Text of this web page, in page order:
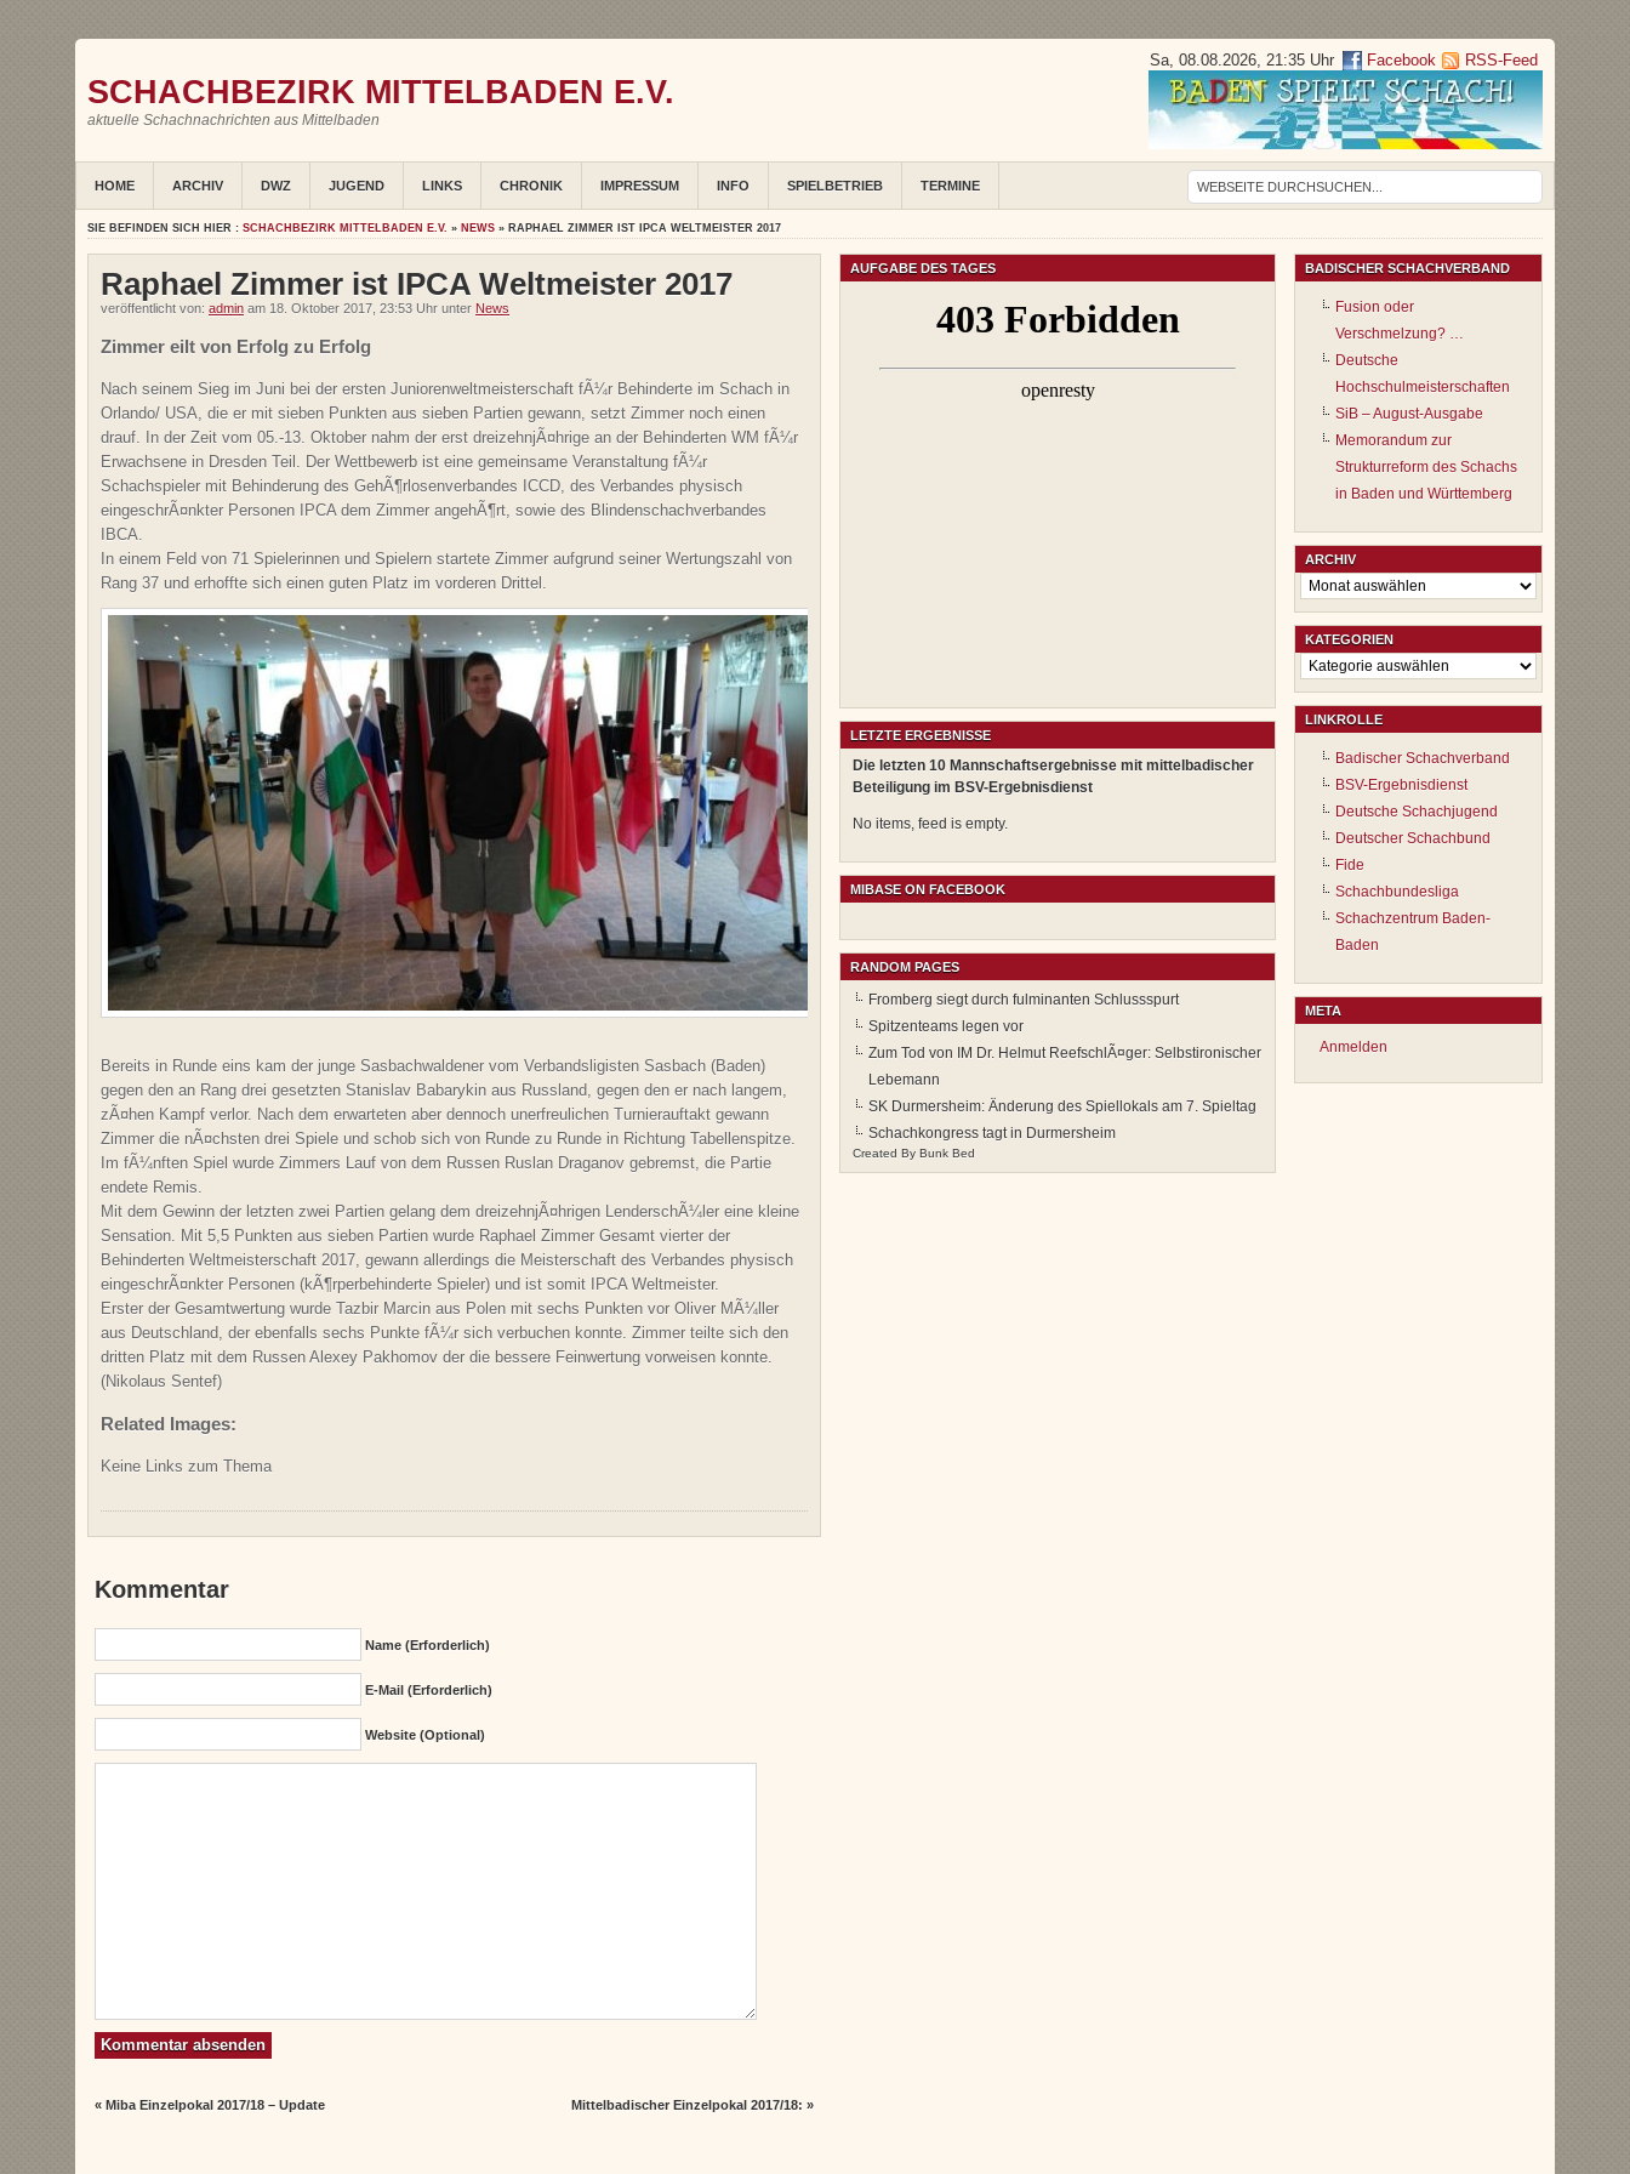
SCHACHBEZIRK MITTELBADEN E.V.
aktuelle Schachnachrichten aus Mittelbaden
Sa, 08.08.2026, 21:35 Uhr Facebook RSS-Feed
HOME ARCHIV DWZ JUGEND LINKS CHRONIK IMPRESSUM INFO SPIELBETRIEB TERMINE
SIE BEFINDEN SICH HIER : SCHACHBEZIRK MITTELBADEN E.V. » NEWS » RAPHAEL ZIMMER IST IPCA WELTMEISTER 2017
Raphael Zimmer ist IPCA Weltmeister 2017
veröffentlicht von: admin am 18. Oktober 2017, 23:53 Uhr unter News
Zimmer eilt von Erfolg zu Erfolg
Nach seinem Sieg im Juni bei der ersten Juniorenweltmeisterschaft fÃ¼r Behinderte im Schach in
Orlando/ USA, die er mit sieben Punkten aus sieben Partien gewann, setzt Zimmer noch einen
drauf. In der Zeit vom 05.-13. Oktober nahm der erst dreizehnjÃ¤hrige an der Behinderten WM fÃ¼r
Erwachsene in Dresden Teil. Der Wettbewerb ist eine gemeinsame Veranstaltung fÃ¼r
Schachspieler mit Behinderung des GehÃ¶rlosenverbandes ICCD, des Verbandes physisch
eingeschrÃ¤nkter Personen IPCA dem Zimmer angehÃ¶rt, sowie des Blindenschachverbandes
IBCA.
In einem Feld von 71 Spielerinnen und Spielern startete Zimmer aufgrund seiner Wertungszahl von
Rang 37 und erhoffte sich einen guten Platz im vorderen Drittel.
Bereits in Runde eins kam der junge Sasbachwaldener vom Verbandsligisten Sasbach (Baden)
gegen den an Rang drei gesetzten Stanislav Babarykin aus Russland, gegen den er nach langem,
zÃ¤hen Kampf verlor. Nach dem erwarteten aber dennoch unerfreulichen Turnierauftakt gewann
Zimmer die nÃ¤chsten drei Spiele und schob sich von Runde zu Runde in Richtung Tabellenspitze.
Im fÃ¼nften Spiel wurde Zimmers Lauf von dem Russen Ruslan Draganov gebremst, die Partie
endete Remis.
Mit dem Gewinn der letzten zwei Partien gelang dem dreizehnjÃ¤hrigen LenderschÃ¼ler eine kleine
Sensation. Mit 5,5 Punkten aus sieben Partien wurde Raphael Zimmer Gesamt vierter der
Behinderten Weltmeisterschaft 2017, gewann allerdings die Meisterschaft des Verbandes physisch
eingeschrÃ¤nkter Personen (kÃ¶rperbehinderte Spieler) und ist somit IPCA Weltmeister.
Erster der Gesamtwertung wurde Tazbir Marcin aus Polen mit sechs Punkten vor Oliver MÃ¼ller
aus Deutschland, der ebenfalls sechs Punkte fÃ¼r sich verbuchen konnte. Zimmer teilte sich den
dritten Platz mit dem Russen Alexey Pakhomov der die bessere Feinwertung vorweisen konnte.
(Nikolaus Sentef)
Related Images:
Keine Links zum Thema
Kommentar
Name (erforderlich)
E-Mail (erforderlich)
Website (Optional)
« Miba Einzelpokal 2017/18 – Update Mittelbadischer Einzelpokal 2017/18: »
AUFGABE DES TAGES
LETZTE ERGEBNISSE
Die letzten 10 Mannschaftsergebnisse mit mittelbadischer
Beteiligung im BSV-Ergebnisdienst
No items, feed is empty.
MIBASE ON FACEBOOK
RANDOM PAGES
Fromberg siegt durch fulminanten Schlussspurt
Spitzenteams legen vor
Zum Tod von IM Dr. Helmut ReefschlÃ¤ger: Selbstironischer
Lebemann
SK Durmersheim: Änderung des Spiellokals am 7. Spieltag
Schachkongress tagt in Durmersheim
Created By Bunk Bed
BADISCHER SCHACHVERBAND
Fusion oder
Verschmelzung? …
Deutsche
Hochschulmeisterschaften
SiB – August-Ausgabe
Memorandum zur
Strukturreform des Schachs
in Baden und Württemberg
ARCHIV
Archiv
KATEGORIEN
Kategorien
LINKROLLE
Badischer Schachverband
BSV-Ergebnisdienst
Deutsche Schachjugend
Deutscher Schachbund
Fide
Schachbundesliga
Schachzentrum Baden-
Baden
META
Anmelden